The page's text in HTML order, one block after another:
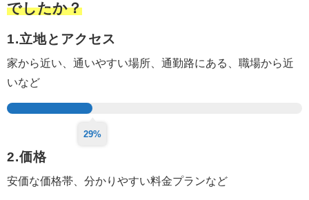
でしたか？
1.立地とアクセス
家から近い、通いやすい場所、 通勤路にある、 職場から近
いなど
29%
2.価格
安価な価格帯、分かりやすい料金プランなど